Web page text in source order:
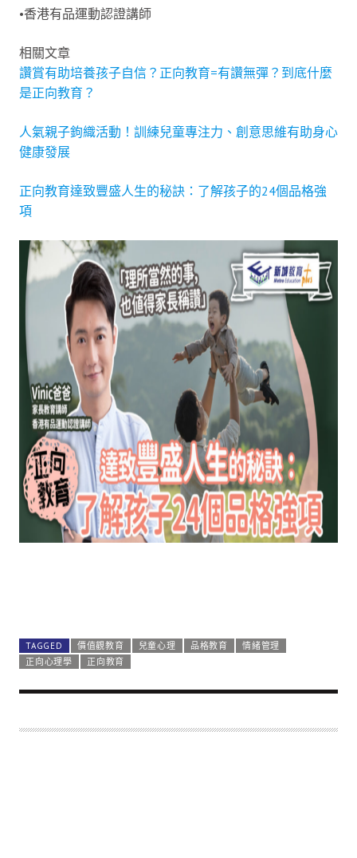
•香港有品運動認證講師
相關文章
讚賞有助培養孩子自信？正向教育=有讚無彈？到底什麼
是正向教育？
人氣親子鉤織活動！訓練兒童專注力、創意思維有助身心
健康發展
正向教育達致豐盛人生的秘訣：了解孩子的24個品格強
項
TAGGED 價值觀教育 兒童心理 品格教育
情緒管理
正向心理學
正向教育